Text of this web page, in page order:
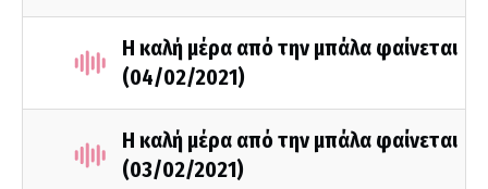
Η καλή μέρα από την μπάλα φαίνεται
(04/02/2021)
Η καλή μέρα από την μπάλα φαίνεται
(03/02/2021)